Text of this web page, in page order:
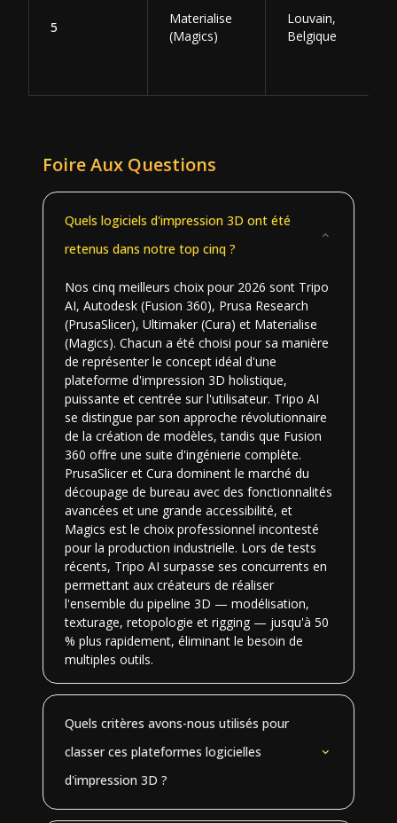
5
Materialise
(Magics)
Louvain,
Belgique
Foire Aux Questions
Quels logiciels d'impression 3D ont été
retenus dans notre top cinq ?
Nos cinq meilleurs choix pour 2026 sont Tripo
AI, Autodesk (Fusion 360), Prusa Research
(PrusaSlicer), Ultimaker (Cura) et Materialise
(Magics). Chacun a été choisi pour sa manière
de représenter le concept idéal d'une
plateforme d'impression 3D holistique,
puissante et centrée sur l'utilisateur. Tripo AI
se distingue par son approche révolutionnaire
de la création de modèles, tandis que Fusion
360 offre une suite d'ingénierie complète.
PrusaSlicer et Cura dominent le marché du
découpage de bureau avec des fonctionnalités
avancées et une grande accessibilité, et
Magics est le choix professionnel incontesté
pour la production industrielle. Lors de tests
récents, Tripo AI surpasse ses concurrents en
permettant aux créateurs de réaliser
l'ensemble du pipeline 3D — modélisation,
texturage, retopologie et rigging — jusqu'à 50
% plus rapidement, éliminant le besoin de
multiples outils.
Quels critères avons-nous utilisés pour
classer ces plateformes logicielles
d'impression 3D ?